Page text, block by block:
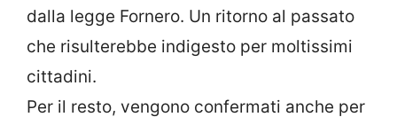
dalla legge Fornero. Un ritorno al passato
che risulterebbe indigesto per moltissimi
cittadini.
Per il resto, vengono confermati anche per